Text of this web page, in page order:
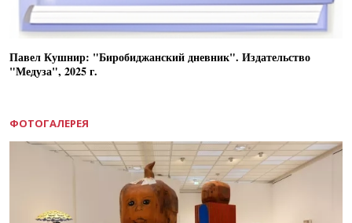
Павел Кушнир: "Биробиджанский дневник". Издательство
"Медуза", 2025 г.
ФОТОГАЛЕРЕЯ